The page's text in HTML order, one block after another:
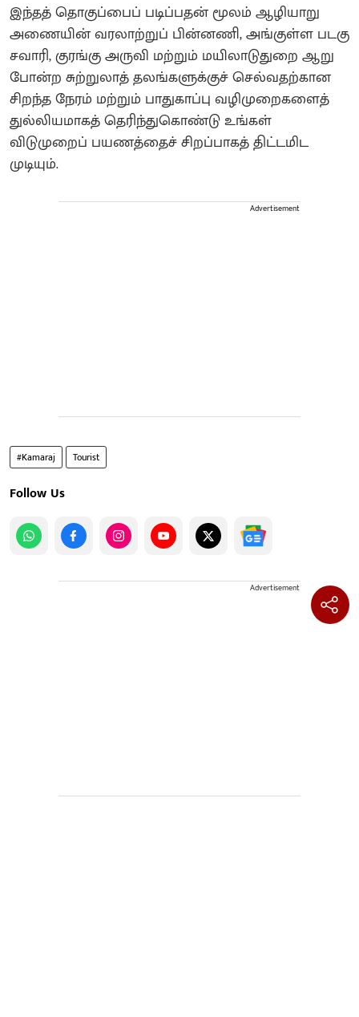
இந்தத் தொகுப்பைப் படிப்பதன் மூலம் ஆழியாறு
அணையின் வரலாற்றுப் பின்னணி, அங்குள்ள படகு
சவாரி, குரங்கு அருவி மற்றும் மயிலாடுதுறை ஆறு
போன்ற சுற்றுலாத் தலங்களுக்குச் செல்வதற்கான
சிறந்த நேரம் மற்றும் பாதுகாப்பு வழிமுறைகளைத்
துல்லியமாகத் தெரிந்துகொண்டு உங்கள்
விடுமுறைப் பயணத்தைச் சிறப்பாகத் திட்டமிட
முடியும்.
Advertisement
#Kamaraj Tourist
Follow Us
Advertisement